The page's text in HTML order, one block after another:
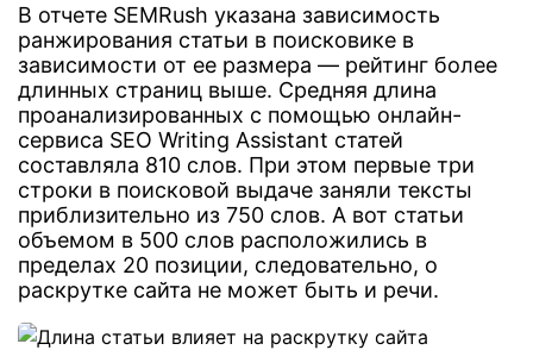
В отчете SEMRush указана зависимость
ранжирования статьи в поисковике в
зависимости от ее размера — рейтинг более
длинных страниц выше. Средняя длина
проанализированных с помощью онлайн-
сервиса SEO Writing Assistant статей
составляла 810 слов. При этом первые три
строки в поисковой выдаче заняли тексты
приблизительно из 750 слов. А вот статьи
объемом в 500 слов расположились в
пределах 20 позиции, следовательно, о
раскрутке сайта не может быть и речи.